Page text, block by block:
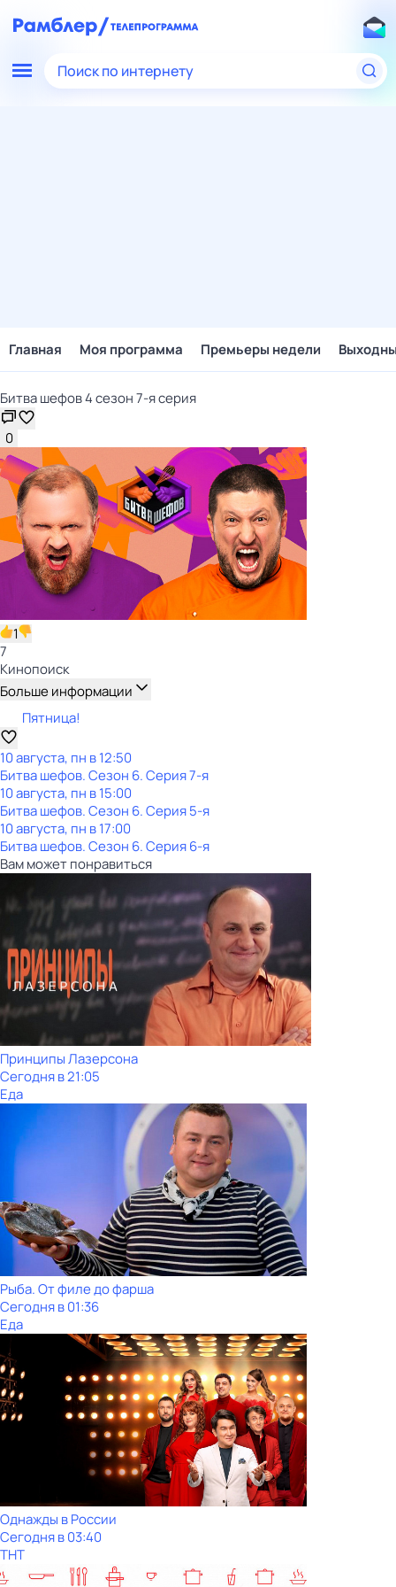
Поиск по интернету
Главная Моя программа Премьеры недели
Битва шефов 4 сезон 7-я серия
0
1
7
Кинопоиск
Больше информации
Пятница!
10 августа, пн в 12:50
Битва шефов. Сезон 6. Серия 7-я
10 августа, пн в 15:00
Битва шефов. Сезон 6. Серия 5-я
10 августа, пн в 17:00
Битва шефов. Сезон 6. Серия 6-я
Вам может понравиться
Принципы Лазерсона
Сегодня в 21:05
Еда
Рыба. От филе до фарша
Сегодня в 01:36
Еда
Однажды в России
Сегодня в 03:40
ТНТ